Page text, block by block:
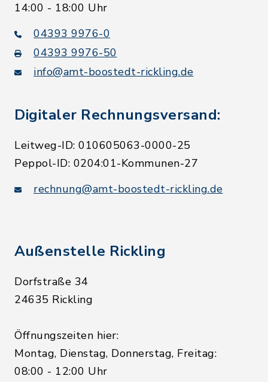
14:00 - 18:00 Uhr
04393 9976-0
04393 9976-50
info@amt-boostedt-rickling.de
Digitaler Rechnungsversand:
Leitweg-ID: 010605063-0000-25
Peppol-ID: 0204:01-Kommunen-27
rechnung@amt-boostedt-rickling.de
Außenstelle Rickling
Dorfstraße 34
24635 Rickling
Öffnungszeiten hier:
Montag, Dienstag, Donnerstag, Freitag:
08:00 - 12:00 Uhr